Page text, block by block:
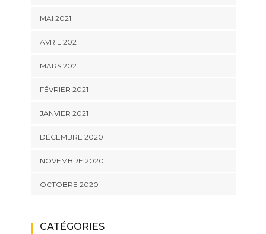
MAI 2021
AVRIL 2021
MARS 2021
FÉVRIER 2021
JANVIER 2021
DÉCEMBRE 2020
NOVEMBRE 2020
OCTOBRE 2020
CATÉGORIES